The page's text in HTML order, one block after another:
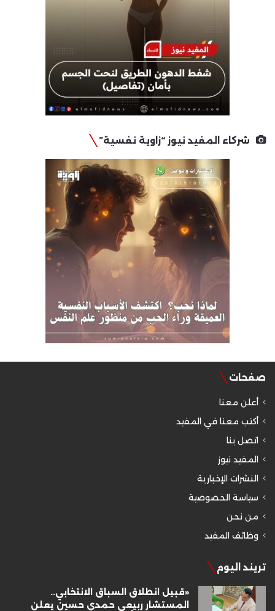
شركاء المفيد نيوز “زاوية نفسية”
صفحات
أعلن معنا
أكتب معنا في المفيد
اتصل بنا
المفيد نيوز
النشرات الإخبارية
سياسة الخصوصية
من نحن
وظائف المفيد
تريند اليوم
«قبيل انطلاق السباق الانتخابي..
المستشار ربيعي حمدي حسين يعلن